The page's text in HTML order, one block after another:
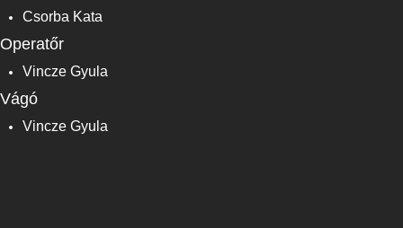
Csorba Kata
Operatőr
Vincze Gyula
Vágó
Vincze Gyula